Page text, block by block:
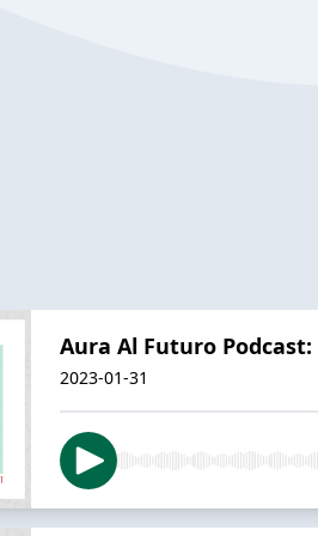
Aura Al Futuro Podcast:
2023-01-31